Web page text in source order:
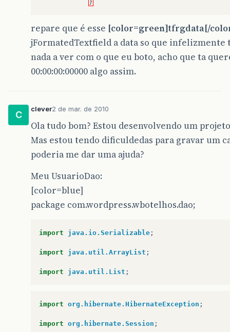
}
repare que é esse [color=green]tfrgdata[/
jFormatedTextfield a data so que infelizmente
nada a ver com o que eu boto, acho que ta
00:00:00:00000 algo assim.
C
clever2 de mar. de 2010
Ola tudo bom? Estou desenvolvendo um
Mas estou tendo dificuldedas para gravar um
poderia me dar uma ajuda?
Meu UsuarioDao:
[color=blue]
package com.wordpress.wbotelhos.dao;
import java.io.Serializable ;
import java.util.ArrayList ;
import java.util.List ;
import org.hibernate.HibernateException ;
import org.hibernate.Session ;